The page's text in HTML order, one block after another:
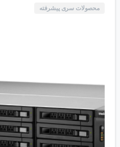
محصولات سری پیشرفته